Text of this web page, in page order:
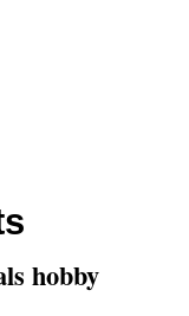
hobby